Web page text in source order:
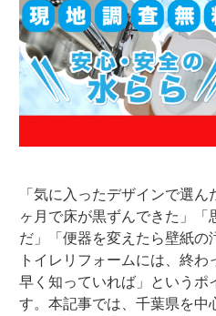
「気に入ったデザインで選
ヶ月で床が黒ずんできた」「
だ」「便器を変えたら壁紙
トイレリフォームには、終
早く知っていれば」というポ
す。本記事では、千葉県を中